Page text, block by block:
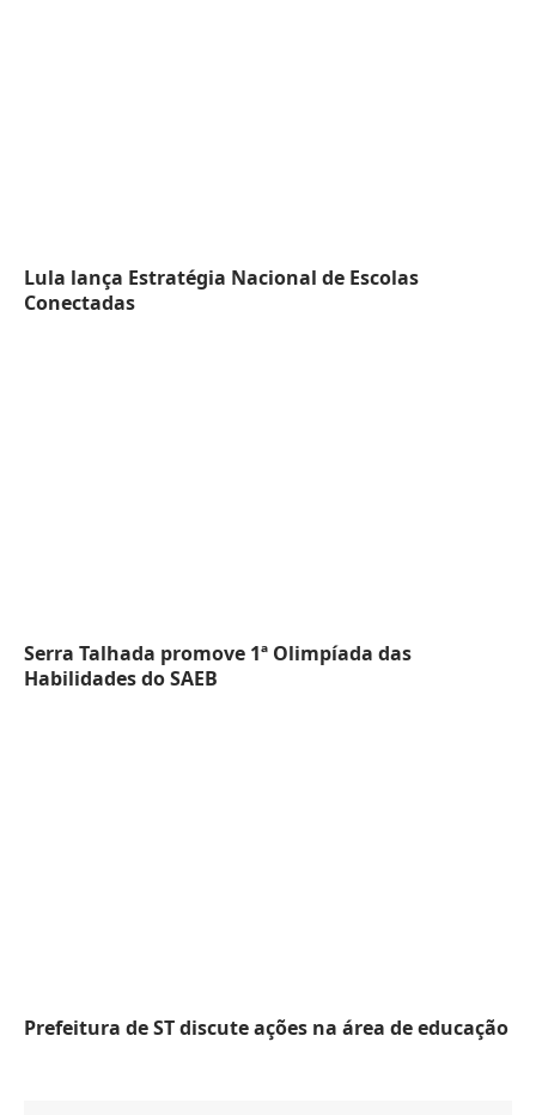
Lula lança Estratégia Nacional de Escolas
Conectadas
Serra Talhada promove 1ª Olimpíada das
Habilidades do SAEB
Prefeitura de ST discute ações na área de educação